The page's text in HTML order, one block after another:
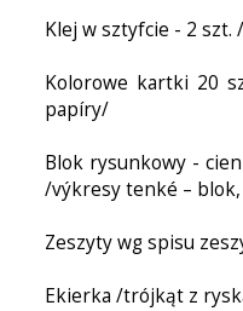
Klej w sztyfcie - 2
Kolorowe kartki 20
papíry/
Blok rysunkowy -
/výkresy tenké –
Zeszyty wg spisu
Ekierka /trójkąt z